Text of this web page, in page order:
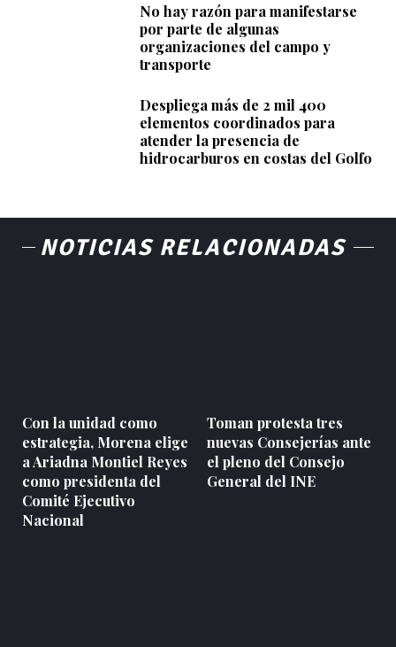
No hay razón para manifestarse
por parte de algunas
organizaciones del campo y
transporte
Despliega más de 2 mil 400
elementos coordinados para
atender la presencia de
hidrocarburos en costas del Golfo
NOTICIAS RELACIONADAS
Con la unidad como
estrategia, Morena elige
a Ariadna Montiel Reyes
como presidenta del
Comité Ejecutivo
Nacional
Toman protesta tres
nuevas Consejerías ante
el pleno del Consejo
General del INE